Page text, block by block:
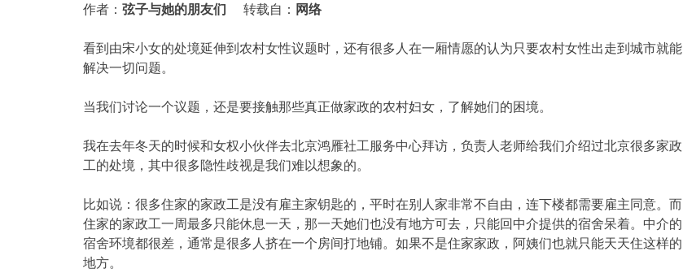
作者： 弦子与她的朋友们 转载自： 网络
看到由宋小女的处境延伸到农村女性议题时，还有很多人在一厢情愿的认为只要农村女性出走到城市就能
解决一切问题。
当我们讨论一个议题，还是要接触那些真正做家政的农村妇女，了解她们的困境。
我在去年冬天的时候和女权小伙伴去北京鸿雁社工服务中心拜访，负责人老师给我们介绍过北京很多家政
工的处境，其中很多隐性歧视是我们难以想象的。
比如说：很多住家的家政工是没有雇主家钥匙的，平时在别人家非常不自由，连下楼都需要雇主同意。而
住家的家政工一周最多只能休息一天，那一天她们也没有地方可去，只能回中介提供的宿舍呆着。中介的
宿舍环境都很差，通常是很多人挤在一个房间打地铺。如果不是住家家政，阿姨们也就只能天天住这样的
地方。